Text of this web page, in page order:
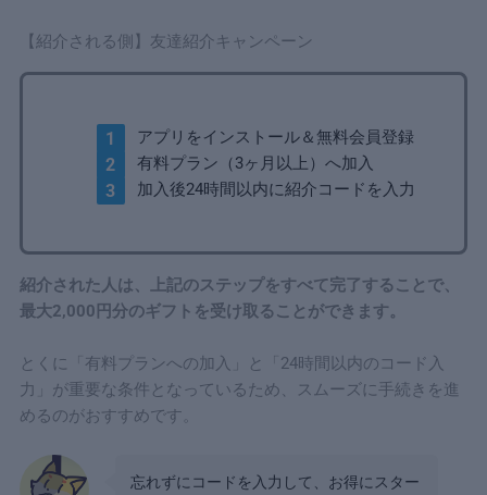
【紹介される側】友達紹介キャンペーン
アプリをインストール＆無料会員登録
有料プラン（3ヶ月以上）へ加入
加入後24時間以内に紹介コードを入力
紹介された人は、上記のステップをすべて完了することで、
最大2,000円分のギフトを受け取ることができます。
とくに「有料プランへの加入」と「24時間以内のコード入
力」が重要な条件となっているため、スムーズに手続きを進
めるのがおすすめです。
忘れずにコードを入力して、お得にスター